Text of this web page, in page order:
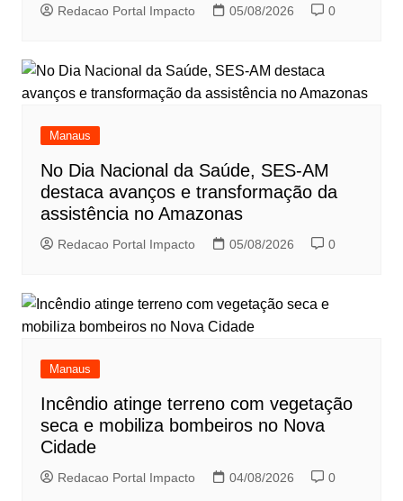
Redacao Portal Impacto 05/08/2026 0
Manaus
No Dia Nacional da Saúde, SES-AM
destaca avanços e transformação da
assistência no Amazonas
Redacao Portal Impacto 05/08/2026 0
Manaus
Incêndio atinge terreno com vegetação
seca e mobiliza bombeiros no Nova
Cidade
Redacao Portal Impacto 04/08/2026 0